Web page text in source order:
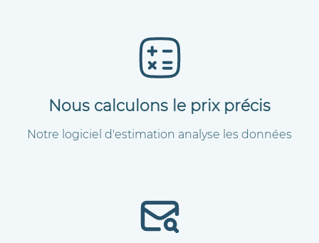
Nous calculons le prix précis
Notre logiciel d'estimation analyse les données